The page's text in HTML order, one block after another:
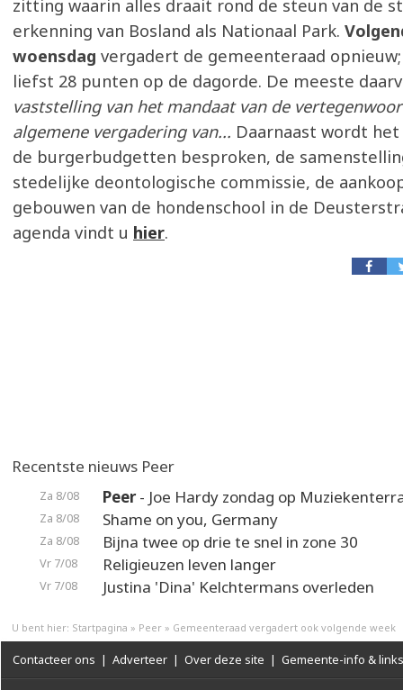
zitting waarin alles draait rond de steun van de
erkenning van Bosland als Nationaal Park.
woensdag vergadert de gemeenteraad
liefst 28 punten op de dagorde. De meeste
vaststelling van het mandaat van de
algemene vergadering van... Daarnaast wordt
de burgerbudgetten besproken, de
stedelijke deontologische commissie, de
gebouwen van de hondenschool in de
agenda vindt u hier.
Recentste nieuws Peer
Za 8/08 Peer- Joe Hardy zondag op
Za 8/08 Shame on you, Germany
Za 8/08 Bijna twee op drie te snel in zone 30
Vr 7/08 Religieuzen leven langer
Vr 7/08 Justina 'Dina' Kelchtermans overleden
U bent hier: Startpagina » Peer » Gemeenteraad vergadert ook volgende week
Contacteer ons | Adverteer | Over deze site | Gemeente-info & links